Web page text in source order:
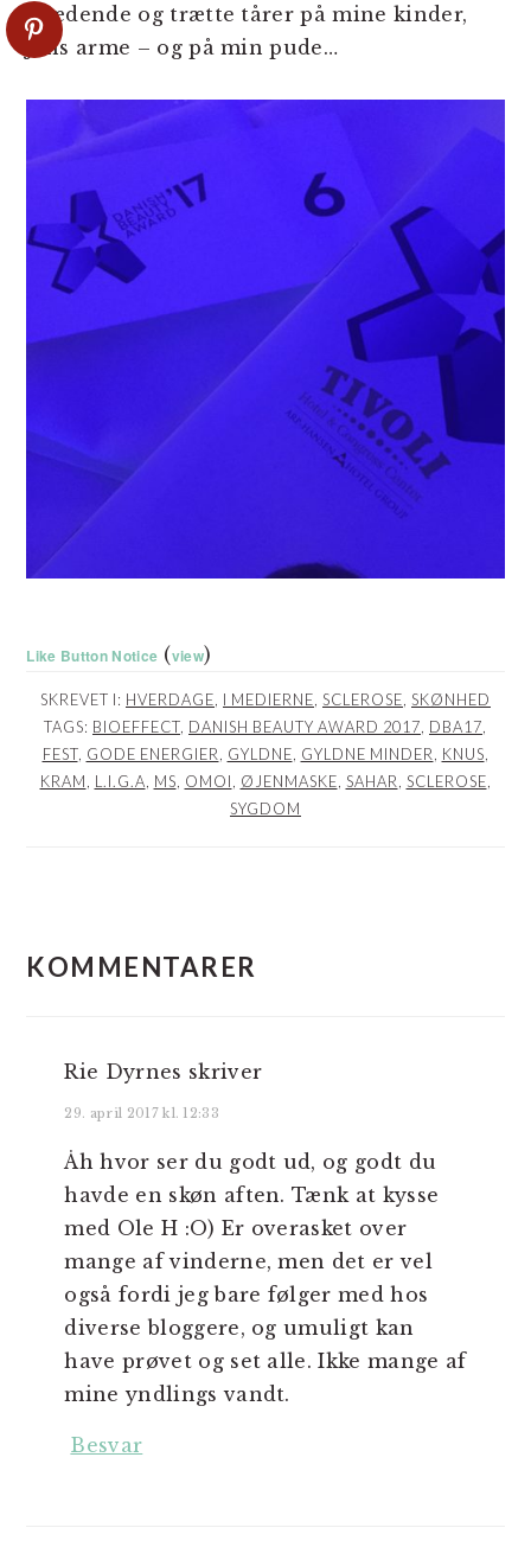
grædende og trætte tårer på mine kinder,
Jans arme – og på min pude…
Like Button Notice (view)
SKREVET I: HVERDAGE I MEDIERNE SCLEROSE SKØNHED
TAGS: BIOEFFECT DANISH BEAUTY AWARD 2017 DBA17
FEST, GODE ENERGIER GYLDNE GYLDNE MINDER KNUS
KRAM
L.I.G.A MS OMOI ØJENMASKE SAHAR SCLEROSE
SYGDOM
KOMMENTARER
Rie Dyrnes skriver
29. april 2017 kl. 12:33
Åh hvor ser du godt ud, og godt du
havde en skøn aften. Tænk at kysse
med Ole H :O) Er overasket over
mange af vinderne, men det er vel
også fordi jeg bare følger med hos
diverse bloggere, og umuligt kan
have prøvet og set alle. Ikke mange af
mine yndlings vandt.
Besvar